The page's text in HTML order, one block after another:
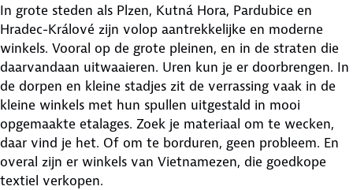
In grote steden als Plzen, Kutná Hora, Pardubice en
Hradec-Králové zijn volop aantrekkelijke en moderne
winkels. Vooral op de grote pleinen, en in de straten die
daarvandaan uitwaaieren. Uren kun je er doorbrengen. In
de dorpen en kleine stadjes zit de verrassing vaak in de
kleine winkels met hun spullen uitgestald in mooi
opgemaakte etalages. Zoek je materiaal om te wecken,
daar vind je het. Of om te borduren, geen probleem. En
overal zijn er winkels van Vietnamezen, die goedkope
textiel verkopen.